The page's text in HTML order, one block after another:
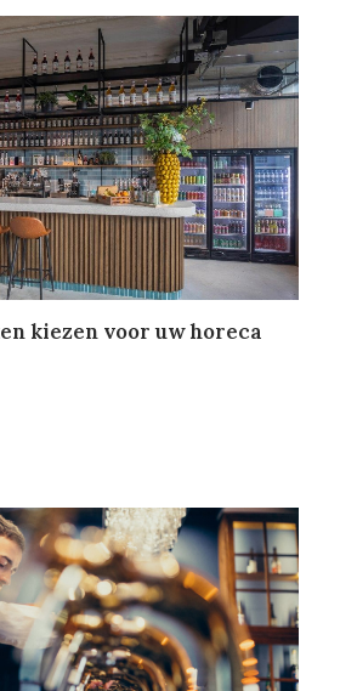
kiezen voor uw horeca